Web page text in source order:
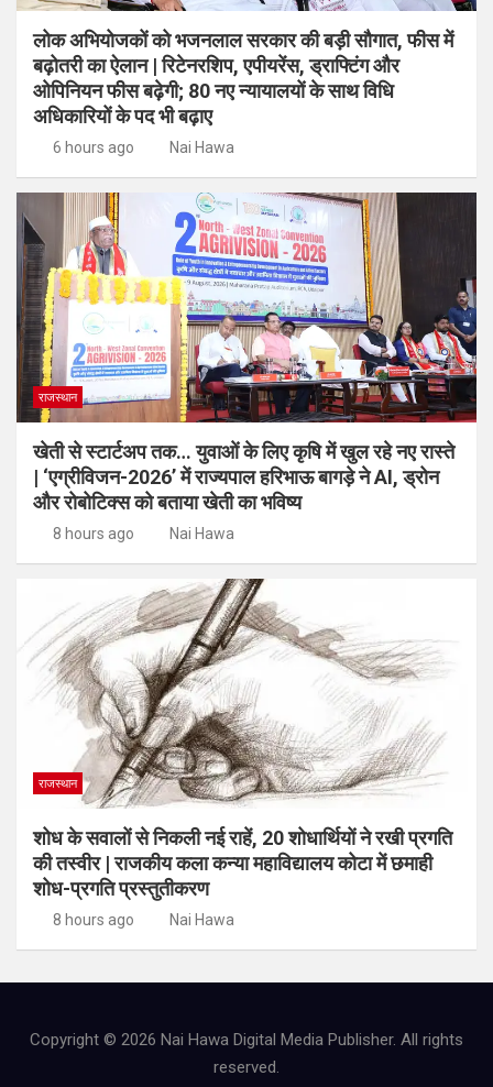
लोक अभियोजकों को भजनलाल सरकार की बड़ी सौगात, फीस में
बढ़ोतरी का ऐलान | रिटेनरशिप, एपीयरेंस, ड्राफ्टिंग और
ओपिनियन फीस बढ़ेगी; 80 नए न्यायालयों के साथ विधि
अधिकारियों के पद भी बढ़ाए
6 hours ago Nai Hawa
राजस्थान
खेती से स्टार्टअप तक… युवाओं के लिए कृषि में खुल रहे नए रास्ते
| ‘एग्रीविजन-2026’ में राज्यपाल हरिभाऊ बागड़े ने AI, ड्रोन
और रोबोटिक्स को बताया खेती का भविष्य
8 hours ago Nai Hawa
राजस्थान
शोध के सवालों से निकली नई राहें, 20 शोधार्थियों ने रखी प्रगति
की तस्वीर | राजकीय कला कन्या महाविद्यालय कोटा में छमाही
शोध-प्रगति प्रस्तुतीकरण
8 hours ago Nai Hawa
Copyright © 2026 Nai Hawa Digital Media Publisher. All rights
reserved.